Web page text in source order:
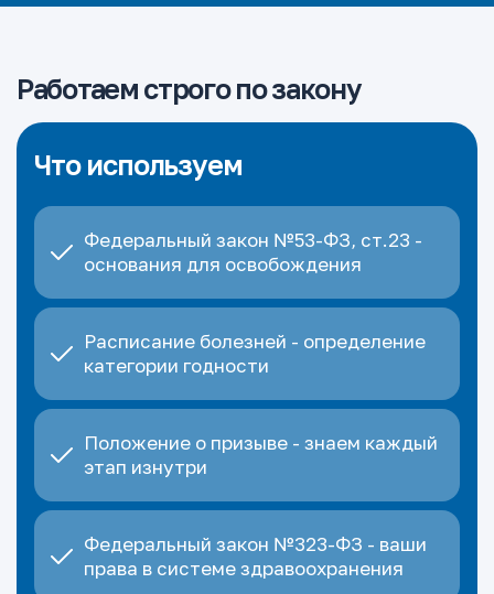
Работаем строго по закону
Что используем
Федеральный закон №53-ФЗ, ст.23 -
основания для освобождения
Расписание болезней - определение
категории годности
Положение о призыве - знаем каждый
этап изнутри
Федеральный закон №323-ФЗ - ваши
права в системе здравоохранения